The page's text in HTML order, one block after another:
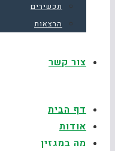
תכשירים
הרצאות
צור קשר
דף הבית
אודות
מה במגזין